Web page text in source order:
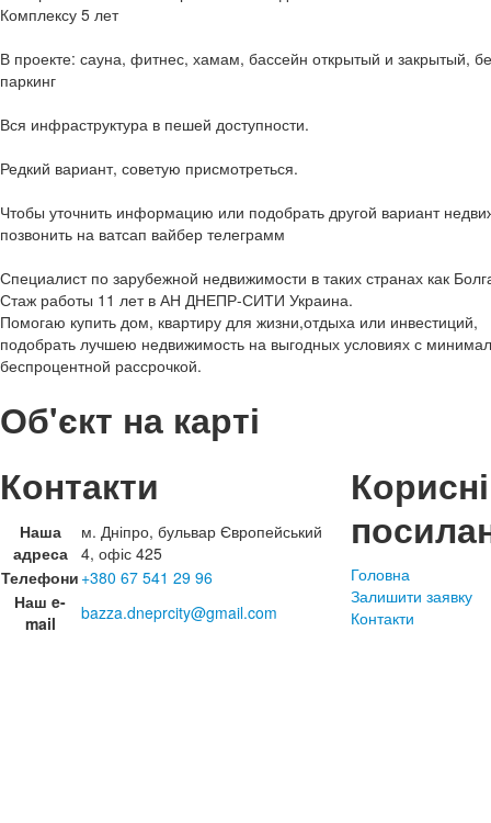
Комплексу 5 лет
В проекте: сауна, фитнес, хамам, бассейн открытый и закрытый,
паркинг
Вся инфраструктура в пешей доступности.
Редкий вариант, советую присмотреться.
Чтобы уточнить информацию или подобрать другой вариант
позвонить на ватсап вайбер телеграмм
Специалист по зарубежной недвижимости в таких странах как
Стаж работы 11 лет в АН ДНЕПР-СИТИ Украина.
Помогаю купить дом, квартиру для жизни,отдыха или инвестиций,
подобрать лучшею недвижимость на выгодных условиях с
беспроцентной рассрочкой.
Об'єкт на карті
Контакти
Наша
адреса
м. Дніпро, бульвар Європейський
4, офіс 425
Телефони +380 67 541 29 96
Наш e-
mail
bazza.dneprcity@gmail.com
Корисні
Головна
Залишити заявку
Контакти